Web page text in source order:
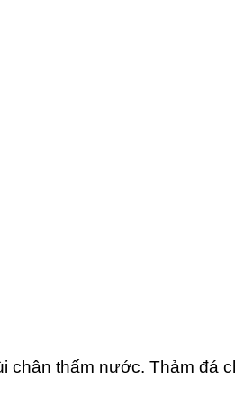
chân thấm nước. Thảm